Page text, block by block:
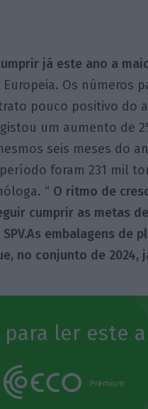
já este ano a
Os números
pouco positivo do
um aumento de
seis meses do
foram 231 mil
“ O ritmo de
cumprir as metas
As embalagens de
no conjunto de 2024,
para ler este
o ECO